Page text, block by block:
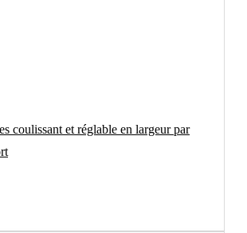
coulissant et réglable en largeur par